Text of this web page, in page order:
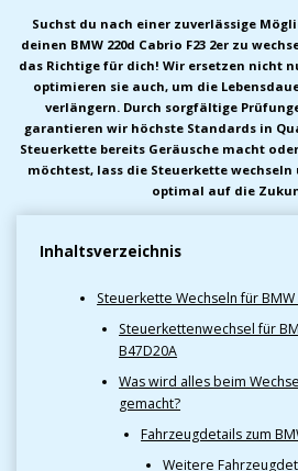
Suchst du nach einer zuverlässige
deinen BMW 220d Cabrio F23 2er zu
das Richtige für dich! Wir ersetzen nicht
optimieren sie auch, um die
verlängern. Durch sorgfältige
garantieren wir höchste Standards in
Steuerkette bereits Geräusche macht
möchtest, lass die Steuerkette
optimal auf die
Inhaltsverzeichnis
Steuerkette Wechseln für
Steuerkettenwechsel für
B47D20A
Was wird alles beim
gemacht?
Fahrzeugdetails zum
Weitere